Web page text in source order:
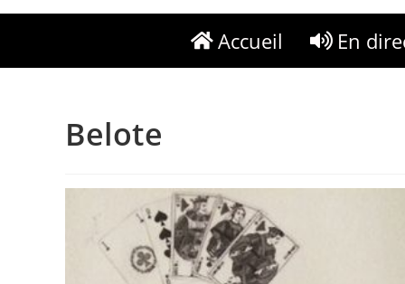
Accueil En
Belote